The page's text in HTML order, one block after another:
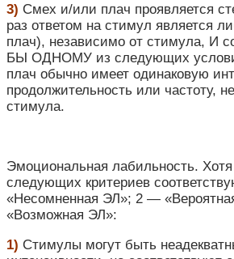
3) Смех и/или плач проявляется
раз ответом на стимул является
плач), независимо от стимула, И
БЫ ОДНОМУ из следующих
плач обычно имеет одинаковую
продолжительность или частоту,
стимула.
Эмоциональная лабильность.
следующих критериев
«Несомненная ЭЛ»; 2 —
«Возможная ЭЛ»:
1) Стимулы могут быть